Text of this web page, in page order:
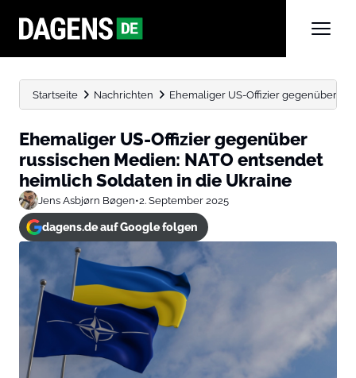
Startseite Nachrichten Ehemaliger US-Offizier gegenüber
Ehemaliger US-Offizier gegenüber
russischen Medien: NATO entsendet
heimlich Soldaten in die Ukraine
Jens Asbjørn Bøgen•2. September 2025
dagens.de auf Google folgen